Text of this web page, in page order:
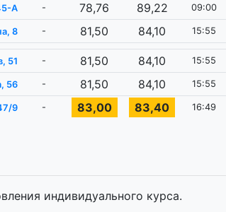
А - 78,76 89,22 09:00
8 - 81,50 84,10 15:55
51 - 81,50 84,10 15:55
56 - 81,50 84,10 15:55
9 - 83,00 83,40 16:49
индивидуального курса.